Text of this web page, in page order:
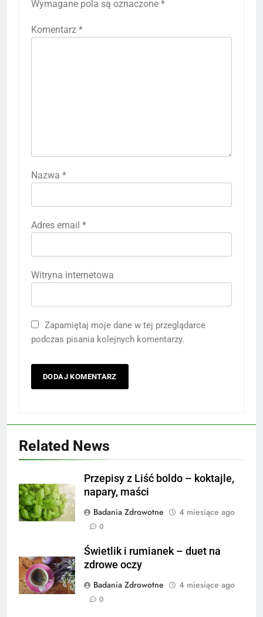
Wymagane pola są oznaczone *
Komentarz *
Nazwa *
Adres email *
Witryna internetowa
Zapamiętaj moje dane w tej przeglądarce
podczas pisania kolejnych komentarzy.
Related News
Przepisy z Liść boldo – koktajle,
napary, maści
Badania Zdrowotne
4 miesiące ago
0
Świetlik i rumianek – duet na
zdrowe oczy
Badania Zdrowotne
4 miesiące ago
0